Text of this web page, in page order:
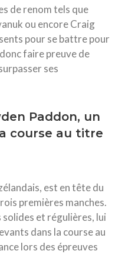
de renom tels que
ou encore Craig
pour se battre pour
faire preuve de
ses
Paddon, un
course au titre
est en tête du
premières manches.
et régulières, lui
dans la course au
lors des épreuves